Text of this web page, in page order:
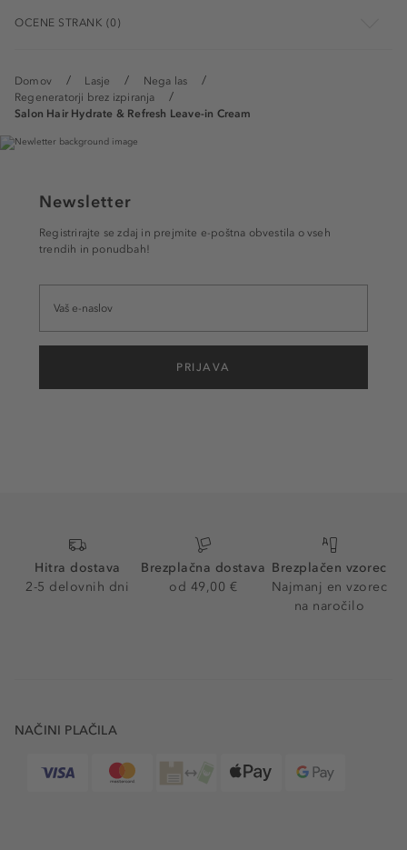
Domov Lasje
Nega las
Regeneratorji brez izpiranja
Salon Hair Hydrate & Refresh Leave-in Cream
OCENE STRANK (0)
Newsletter
Registrirajte se zdaj in prejmite e-poštna obvestila o vseh
trendih in ponudbah!
PRIJAVA
Hitra dostava
2-5 delovnih dni
Brezplačna dostava
od 49,00 €
Brezplačen vzorec
Najmanj en vzorec
na naročilo
NAČINI PLAČILA